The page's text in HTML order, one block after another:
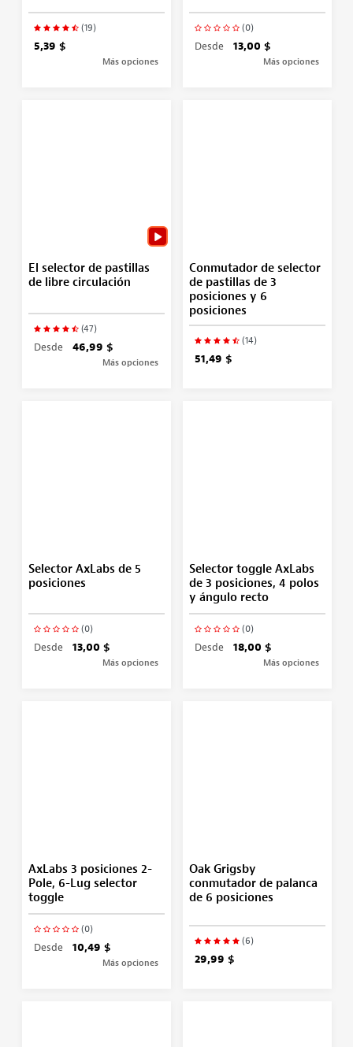
(19)
5,39 $
Más opciones
(0)
Desde 13,00 $
Más opciones
El selector de pastillas
de libre circulación
(47)
Desde 46,99 $
Más opciones
Conmutador de selector
de pastillas de 3
posiciones y 6
posiciones
(14)
51,49 $
Selector AxLabs de 5
posiciones
(0)
Desde 13,00 $
Más opciones
Selector toggle AxLabs
de 3 posiciones, 4 polos
y ángulo recto
(0)
Desde 18,00 $
Más opciones
AxLabs 3 posiciones 2-
Pole, 6-Lug selector
toggle
(0)
Desde 10,49 $
Más opciones
Oak Grigsby
conmutador de palanca
de 6 posiciones
(6)
29,99 $